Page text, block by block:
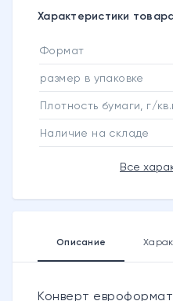
Характеристики
Формат
размер в упаковке
Плотность бумаги, г/
Наличие на складе
Все
Описание
Конверт